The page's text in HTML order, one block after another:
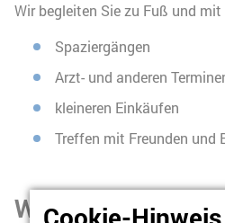
Wir begleiten Sie zu Fuß und
Spaziergängen
Arzt- und anderen
kleineren Einkäufen
Treffen mit Freunden und
Wer kann den